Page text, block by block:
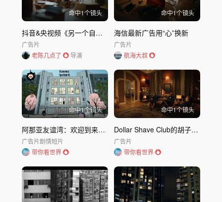
命中1个镜头
抖音&央视频《另一个自己》｜抖音健康趋势报告dir
广告片
老陈几点了
导演
命中1个镜头
海信最新广告用“心”换新
广告片
航海大叔
命中1个镜头
阿那亚友谊湾：欢迎到来，奇妙时刻正在发生
广告片剧情短片
带你看世界
命中1个镜头
Dollar Shave Club的胡子变得暴躁
广告片
带你看世界